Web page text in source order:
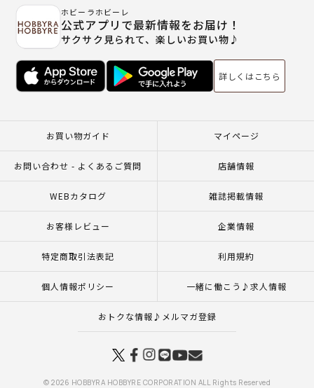
ホビーラホビーレ
公式アプリで最新情報をお届け！
サクサク見られて、楽しいお買い物♪
詳しくはこちら
お買い物ガイド マイページ
お問い合わせ - よくあるご質問 店舗情報
WEBカタログ 雑誌掲載情報
お客様レビュー 企業情報
特定商取引法表記 利用規約
個人情報ポリシー 一緒に働こう♪求人情報
おトクな情報♪メルマガ登録
© 2026 HOBBYRA HOBBYRE CORPORATION ALL Rights Reserved